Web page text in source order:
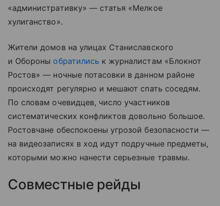
«административку» — статья «Мелкое
хулиганство».
Жители домов на улицах Станиславского
и Обороны обратились к журналистам «Блокнот
Ростов» — ночные потасовки в данном районе
происходят регулярно и мешают спать соседям.
По словам очевидцев, число участников
систематических конфликтов довольно большое.
Ростовчане обеспокоены угрозой безопасности —
на видеозаписях в ход идут подручные предметы,
которыми можно нанести серьезные травмы.
Совместные рейды